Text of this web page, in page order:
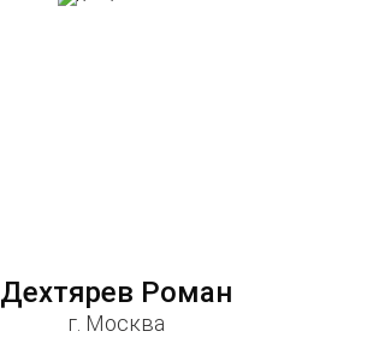
Дехтярев Роман
г. Москва